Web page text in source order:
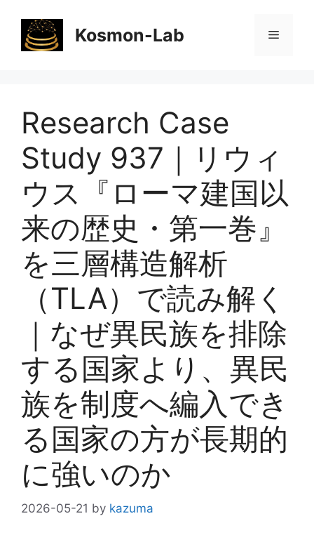
Kosmon-Lab メ
Research Case
Study 937｜リウィ
ウス『ローマ建国以
来の歴史・第一巻』
を三層構造解析
（TLA）で読み解く
｜なぜ異民族を排除
する国家より、異民
族を制度へ編入でき
る国家の方が長期的
に強いのか
2026-05-21 by kazuma